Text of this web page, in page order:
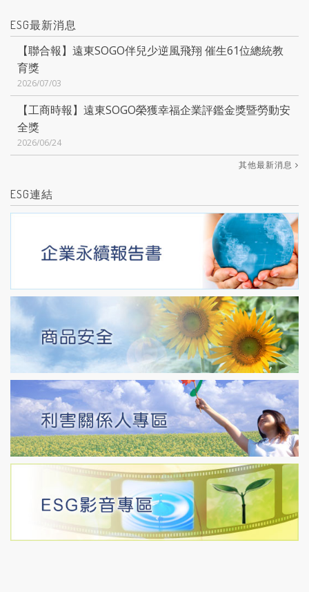
ESG最新消息
【聯合報】遠東SOGO伴兒少逆風飛翔 催生61位總統教
育獎
2026/07/03
【工商時報】遠東SOGO榮獲幸福企業評鑑金獎暨勞動安
全獎
2026/06/24
其他最新消息
ESG連結